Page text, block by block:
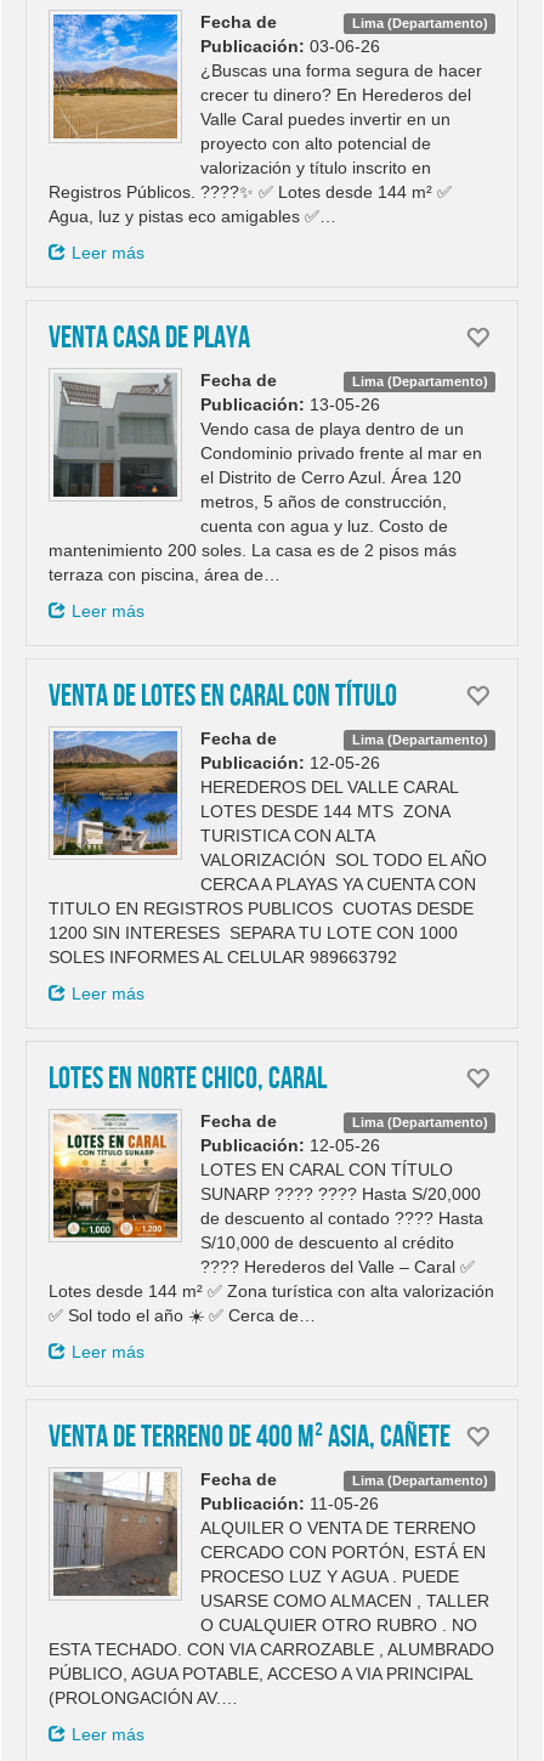
Lima (Departamento)
Fecha de
Publicación: 03-06-26
¿Buscas una forma segura de hacer
crecer tu dinero? En Herederos del
Valle Caral puedes invertir en un
proyecto con alto potencial de
valorización y título inscrito en
Registros Públicos. ????✨ ✅ Lotes desde 144 m² ✅
Agua, luz y pistas eco amigables ✅…
Leer más
Venta casa de playa
Lima (Departamento)
Fecha de
Publicación: 13-05-26
Vendo casa de playa dentro de un
Condominio privado frente al mar en
el Distrito de Cerro Azul. Área 120
metros, 5 años de construcción,
cuenta con agua y luz. Costo de
mantenimiento 200 soles. La casa es de 2 pisos más
terraza con piscina, área de…
Leer más
Venta de lotes en Caral con título
Lima (Departamento)
Fecha de
Publicación: 12-05-26
HEREDEROS DEL VALLE CARAL
LOTES DESDE 144 MTS ZONA
TURISTICA CON ALTA
VALORIZACIÓN SOL TODO EL AÑO
CERCA A PLAYAS YA CUENTA CON
TITULO EN REGISTROS PUBLICOS CUOTAS DESDE
1200 SIN INTERESES SEPARA TU LOTE CON 1000
SOLES INFORMES AL CELULAR 989663792
Leer más
LOTES EN NORTE CHICO, CARAL
Lima (Departamento)
Fecha de
Publicación: 12-05-26
LOTES EN CARAL CON TÍTULO
SUNARP ???? ???? Hasta S/20,000
de descuento al contado ???? Hasta
S/10,000 de descuento al crédito
???? Herederos del Valle – Caral ✅
Lotes desde 144 m² ✅ Zona turística con alta valorización
✅ Sol todo el año ☀️ ✅ Cerca de…
Leer más
VENTA DE TERRENO DE 400 M² ASIA, CAÑETE
Lima (Departamento)
Fecha de
Publicación: 11-05-26
ALQUILER O VENTA DE TERRENO
CERCADO CON PORTÓN, ESTÁ EN
PROCESO LUZ Y AGUA . PUEDE
USARSE COMO ALMACEN , TALLER
O CUALQUIER OTRO RUBRO . NO
ESTA TECHADO. CON VIA CARROZABLE , ALUMBRADO
PÚBLICO, AGUA POTABLE, ACCESO A VIA PRINCIPAL
(PROLONGACIÓN AV.…
Leer más